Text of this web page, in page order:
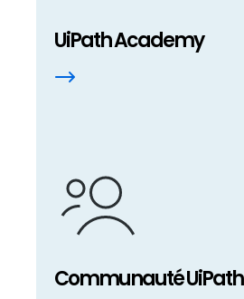
UiPath Academy
Communauté UiPath